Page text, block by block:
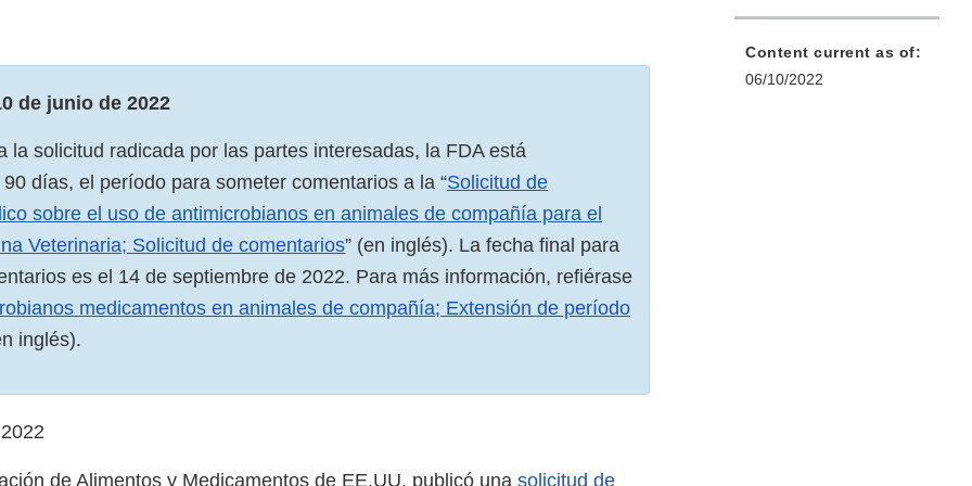
de junio de 2022
la solicitud radicada por las partes interesadas, la FDA está
días, el período para someter comentarios a la “Solicitud de
sobre el uso de antimicrobianos en animales de compañía para el
Veterinaria; Solicitud de comentarios” (en inglés). La fecha final para
es el 14 de septiembre de 2022. Para más información, refiérase
medicamentos en animales de compañía; Extensión de período
inglés).
de Alimentos y Medicamentos de EE.UU. publicó una solicitud de
Content current as of:
06/10/2022